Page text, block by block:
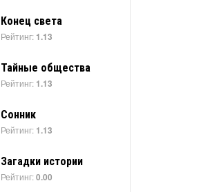
Конец света
Рейтинг: 1.13
Тайные общества
Рейтинг: 1.13
Сонник
Рейтинг: 1.13
Загадки истории
Рейтинг:0.00